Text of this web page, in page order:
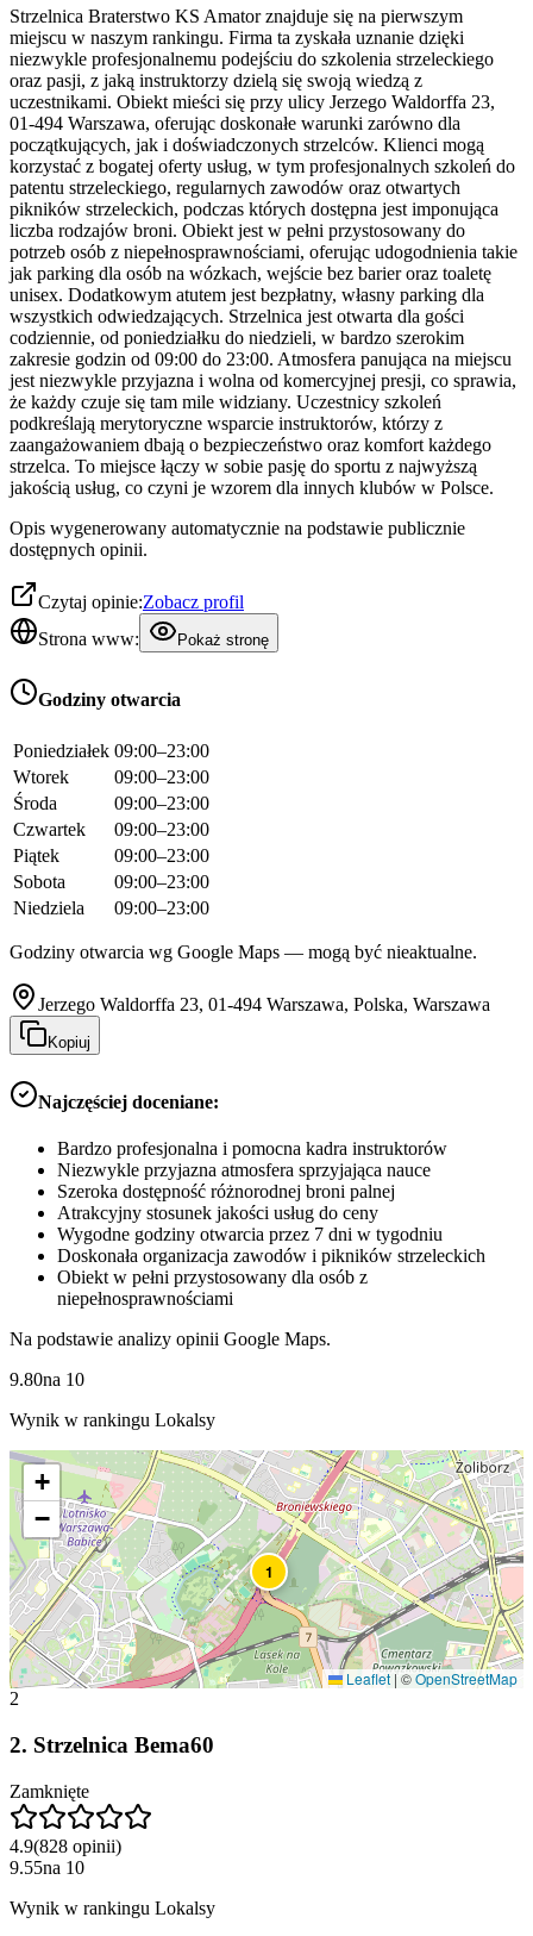
Strzelnica Braterstwo KS Amator znajduje się na pierwszym
miejscu w naszym rankingu. Firma ta zyskała uznanie dzięki
niezwykle profesjonalnemu podejściu do szkolenia strzeleckiego
oraz pasji, z jaką instruktorzy dzielą się swoją wiedzą z
uczestnikami. Obiekt mieści się przy ulicy Jerzego Waldorffa 23,
01-494 Warszawa, oferując doskonałe warunki zarówno dla
początkujących, jak i doświadczonych strzelców. Klienci mogą
korzystać z bogatej oferty usług, w tym profesjonalnych szkoleń do
patentu strzeleckiego, regularnych zawodów oraz otwartych
pikników strzeleckich, podczas których dostępna jest imponująca
liczba rodzajów broni. Obiekt jest w pełni przystosowany do
potrzeb osób z niepełnosprawnościami, oferując udogodnienia takie
jak parking dla osób na wózkach, wejście bez barier oraz toaletę
unisex. Dodatkowym atutem jest bezpłatny, własny parking dla
wszystkich odwiedzających. Strzelnica jest otwarta dla gości
codziennie, od poniedziałku do niedzieli, w bardzo szerokim
zakresie godzin od 09:00 do 23:00. Atmosfera panująca na miejscu
jest niezwykle przyjazna i wolna od komercyjnej presji, co sprawia,
że każdy czuje się tam mile widziany. Uczestnicy szkoleń
podkreślają merytoryczne wsparcie instruktorów, którzy z
zaangażowaniem dbają o bezpieczeństwo oraz komfort każdego
strzelca. To miejsce łączy w sobie pasję do sportu z najwyższą
jakością usług, co czyni je wzorem dla innych klubów w Polsce.
Opis wygenerowany automatycznie na podstawie publicznie
dostępnych opinii.
Czytaj opinie:Zobacz profil
Strona www:
Pokaż stronę
Godziny otwarcia
Poniedziałek 09:00–23:00
Wtorek
09:00–23:00
Środa
09:00–23:00
Czwartek
09:00–23:00
Piątek
09:00–23:00
Sobota
09:00–23:00
Niedziela
09:00–23:00
Godziny otwarcia wg Google Maps — mogą być nieaktualne.
Jerzego Waldorffa 23, 01-494 Warszawa, Polska, Warszawa
Kopiuj
Najczęściej doceniane:
Bardzo profesjonalna i pomocna kadra instruktorów
Niezwykle przyjazna atmosfera sprzyjająca nauce
Szeroka dostępność różnorodnej broni palnej
Atrakcyjny stosunek jakości usług do ceny
Wygodne godziny otwarcia przez 7 dni w tygodniu
Doskonała organizacja zawodów i pikników strzeleckich
Obiekt w pełni przystosowany dla osób z
niepełnosprawnościami
Na podstawie analizy opinii Google Maps.
9.80na 10
Wynik w rankingu Lokalsy
1
+
−
Leaflet |©OpenStreetMap
2
2. Strzelnica Bema60
Zamknięte
4.9(828 opinii)
9.55na 10
Wynik w rankingu Lokalsy